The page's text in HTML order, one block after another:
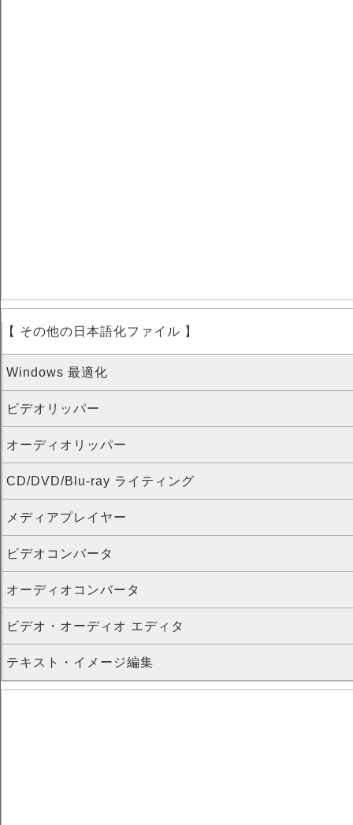
【 その他の日本語化ファイル 】
Windows 最適化
ビデオリッパー
オーディオリッパー
CD/DVD/Blu-ray ライティング
メディアプレイヤー
ビデオコンバータ
オーディオコンバータ
ビデオ・オーディオ エディタ
テキスト・イメージ編集